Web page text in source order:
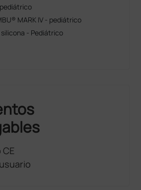
MARK IV - pediátrico
- Pediátrico